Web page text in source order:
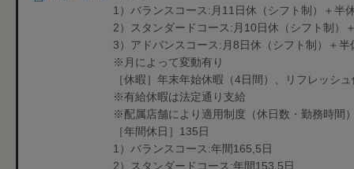
1）バランスコース:月11日休（シフト制）＋半
2）スタンダードコース:月10日休（シフト制）
3）アドバンスコース:月8日休（シフト制）＋半
※月によって変動有り
［休暇］年末年始休暇（4日間）、リフレッシ
※有給休暇は法定通り支給
※配属店舗により適用制度（休日数・勤務時間
［年間休日］135日
1）バランスコース:年間165,5日
2）スタンダードコース:年間153.5日